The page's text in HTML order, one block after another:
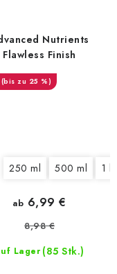
Nutrients
Flawless Finish
(bis zu 25 %)
250 ml 500 ml 1 l
Lager (85 Stk.)
ab 6,99 €
8,98 €